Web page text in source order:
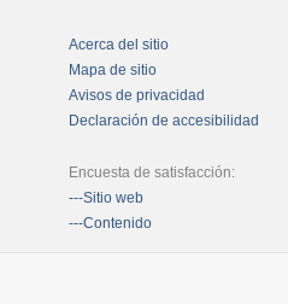
Acerca del sitio
Mapa de sitio
Avisos de privacidad
Declaración de accesibilidad
Encuesta de satisfacción:
---Sitio web
---Contenido